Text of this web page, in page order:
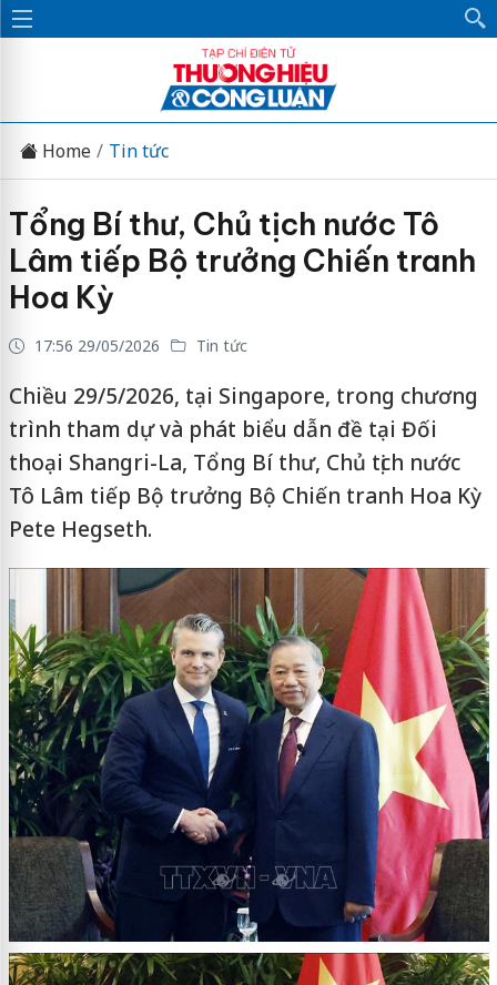
Home Tin tức
Tổng Bí thư, Chủ tịch nước Tô
Lâm tiếp Bộ trưởng Chiến tranh
Hoa Kỳ
17:56 29/05/2026 Tin tức
Chiều 29/5/2026, tại Singapore, trong chương
trình tham dự và phát biểu dẫn đề tại Đối
thoại Shangri-La, Tổng Bí thư, Chủ tịch nước
Tô Lâm tiếp Bộ trưởng Bộ Chiến tranh Hoa Kỳ
Pete Hegseth.